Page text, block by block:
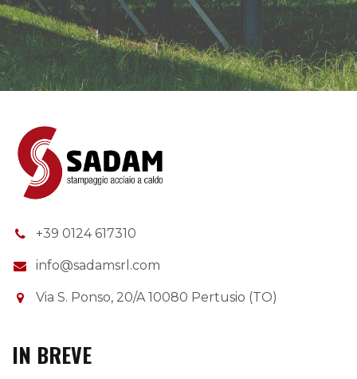
+39 0124 617310
info@sadamsrl.com
Via S. Ponso, 20/A 10080 Pertusio (TO)
IN BREVE